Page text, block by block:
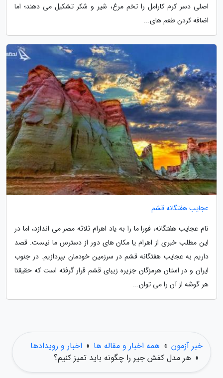
اصلی دسر کرم کارامل را تخم مرغ، شیر و شکر تشکیل می دهند؛ اما
اضافه کردن طعم های...
عجایب هفتگانه قشم
نام عجایب هفتگانه، فورا ما را به یاد اهرام ثلاثه مصر می اندازد، اما در
این مطلب خبری از اهرام یا مکان های دور از دسترس ما نیست. قصد
داریم به عجایب هفتگانه قشم در سرزمین خودمان بپردازیم. در جنوب
ایران و در استان هرمزگان جزیره زیبای قشم قرار گرفته است که حقیقتا
هر گوشه از آن را می توان...
خبر آزمون » همه اخبار و مقاله ها » اخبار و رویدادها
» هر مدل کفش جیر را چگونه باید تمیز کنیم؟